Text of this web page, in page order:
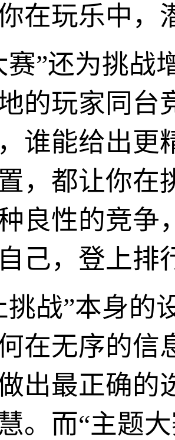
在玩乐中，
赛”还为挑战
的玩家同台
谁能给出更
，都让你在
良性的竞争
己，登上排
挑战”本身的
在无序的信
出最正确的
。而“主题